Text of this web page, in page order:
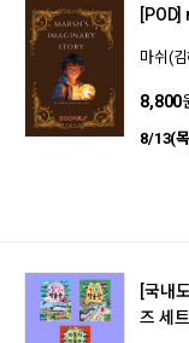
[POD]
마쉬(
8,800
8/13(
[국내
즈 세